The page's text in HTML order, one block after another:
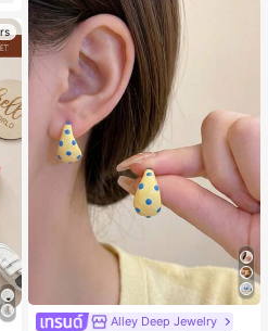
Alley Deep Jewelry
#1 ขายดี ใน โบโฮ ต่างหูผู้หญิง